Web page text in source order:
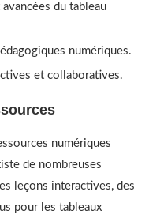
du tableau
numériques.
et collaboratives.
numériques
de nombreuses
leçons interactives, des
pour les tableaux